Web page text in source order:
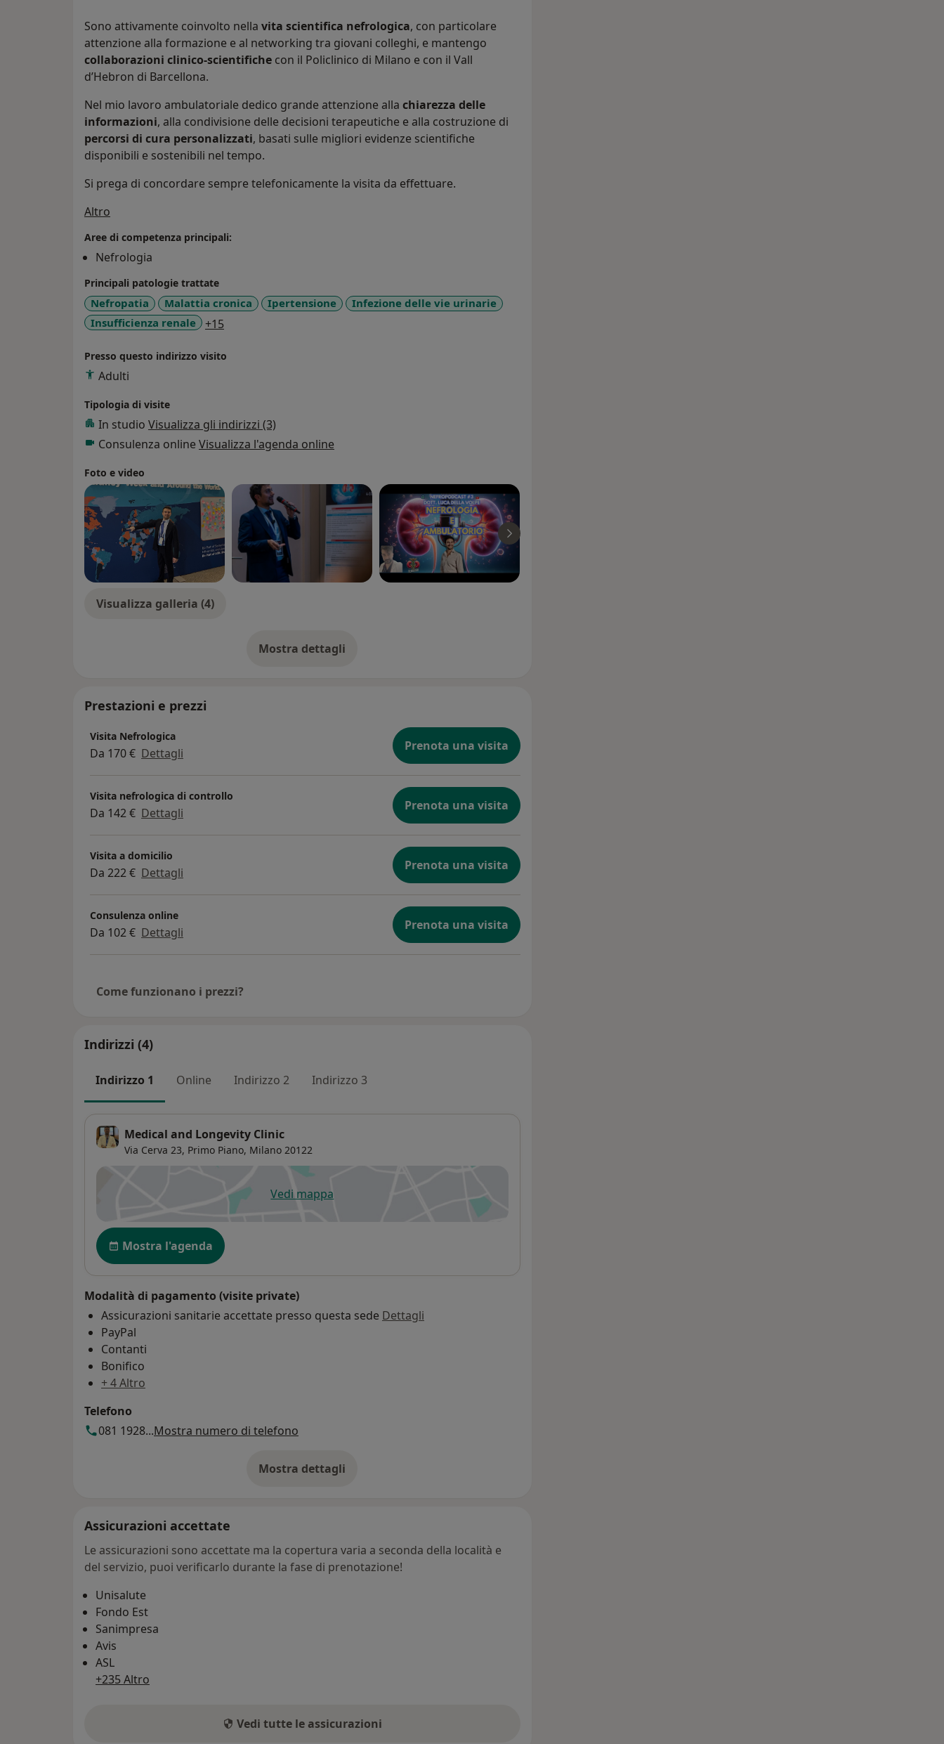
Sono attivamente coinvolto nella vita scientifica nefrologica, con particolare
attenzione alla formazione e al networking tra giovani colleghi, e mantengo
collaborazioni clinico-scientifiche con il Policlinico di Milano e con il Vall
d’Hebron di Barcellona.
Nel mio lavoro ambulatoriale dedico grande attenzione alla chiarezza delle
informazioni, alla condivisione delle decisioni terapeutiche e alla costruzione di
percorsi di cura personalizzati, basati sulle migliori evidenze scientifiche
disponibili e sostenibili nel tempo.
Si prega di concordare sempre telefonicamente la visita da effettuare.
Altro
Aree di competenza principali:
Nefrologia
Principali patologie trattate
Nefropatia Malattia cronica Ipertensione
Infezione delle vie urinarie
Insufficienza renale
+15
Presso questo indirizzo visito
Adulti
Tipologia di visite
In studio Visualizza gli indirizzi (3)
Consulenza online Visualizza l'agenda online
Foto e video
Visualizza galleria (4)
Mostra dettagli
sull'esperienza
Prestazioni e prezzi
Visita Nefrologica
Da 170 € Dettagli Prenota una visita
Visita nefrologica di controllo
Da 142 € Dettagli Prenota una visita
Visita a domicilio
Da 222 € Dettagli Prenota una visita
Consulenza online
Da 102 € Dettagli Prenota una visita
Come funzionano i prezzi?
Indirizzi (4)
Indirizzo 1 Online Indirizzo 2 Indirizzo 3
Medical and Longevity Clinic
Via Cerva 23, Primo Piano, Milano 20122
Vedi mappasi apre in una nuova scheda
Disponibilità
Mostra l'agenda
Modalità di pagamento (visite private)
Assicurazioni sanitarie accettate presso questa sede Dettagli
PayPal
Contanti
Bonifico
+ 4 Altro
Telefono
081 1928...Mostra numero di telefono
Mostra dettagli
sull'indirizzo
Assicurazioni accettate
Le assicurazioni sono accettate ma la copertura varia a seconda della località e
del servizio, puoi verificarlo durante la fase di prenotazione!
Unisalute
Fondo Est
Sanimpresa
Avis
ASL
+235 Altro
Vedi tutte le assicurazioni